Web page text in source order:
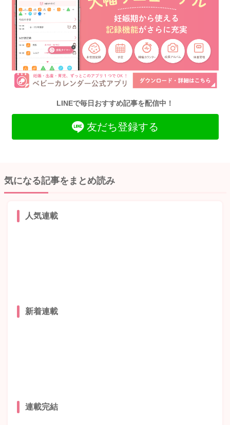
LINEで毎日おすすめ記事を配信中！
友だち登録する
気になる記事をまとめ読み
人気連載
新着連載
連載完結